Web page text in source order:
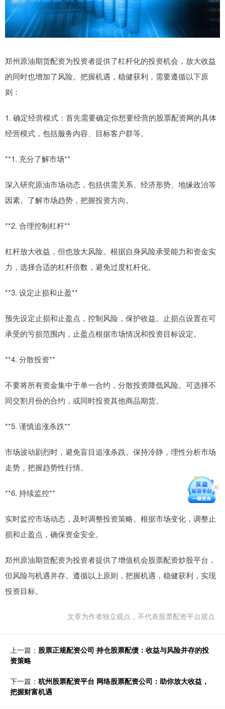
郑州原油期货配资为投资者提供了杠杆化的投资机会，放大收益
的同时也增加了风险。把握机遇，稳健获利，需要遵循以下原
则：
1. 确定经营模式：首先需要确定你想要经营的股票配资网的具体
经营模式，包括服务内容、目标客户群等。
**1. 充分了解市场**
深入研究原油市场动态，包括供需关系、经济形势、地缘政治等
因素。了解市场趋势，把握投资方向。
**2. 合理控制杠杆**
杠杆放大收益，但也放大风险。根据自身风险承受能力和资金实
力，选择合适的杠杆倍数，避免过度杠杆化。
**3. 设定止损和止盈**
预先设定止损和止盈点，控制风险，保护收益。止损点设置在可
承受的亏损范围内，止盈点根据市场情况和投资目标设定。
**4. 分散投资**
不要将所有资金集中于单一合约，分散投资降低风险。可选择不
同交割月份的合约，或同时投资其他商品期货。
**5. 谨慎追涨杀跌**
市场波动剧烈时，避免盲目追涨杀跌。保持冷静，理性分析市场
走势，把握趋势性行情。
**6. 持续监控**
实时监控市场动态，及时调整投资策略。根据市场变化，调整止
损和止盈点，确保资金安全。
郑州原油期货配资为投资者提供了增值机会股票配资炒股平台，
但风险与机遇并存。遵循以上原则，把握机遇，稳健获利，实现
投资目标。
文章为作者独立观点，不代表股票配资平台观点
上一篇： 股票正规配资公司 持仓股票配债：收益与风险并存的投
资策略
下一篇： 杭州股票配资平台 网络股票配资公司：助你放大收益，
把握财富机遇